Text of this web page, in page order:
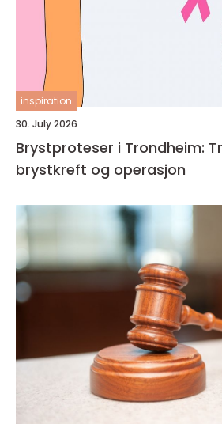
inspiration
30. July 2026
Brystproteser i Trondheim:
brystkreft og operasjon